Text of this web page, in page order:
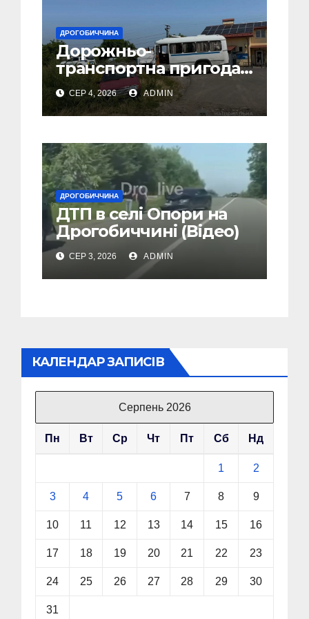
ДРОГОБИЧЧИНА
Дорожньо-
транспортна пригода
у селі Попелі на
Дрогобиччині
СЕР 4, 2026 ADMIN
ДРОГОБИЧЧИНА
ДТП в селі Опори на
Дрогобиччині (Відео)
СЕР 3, 2026 ADMIN
КАЛЕНДАР ЗАПИСІВ
Серпень 2026
Пн Вт Ср Чт Пт Сб Нд
1 2
3 4 5 6 7 8 9
10 11 12 13 14 15 16
17 18 19 20 21 22 23
24 25 26 27 28 29 30
31